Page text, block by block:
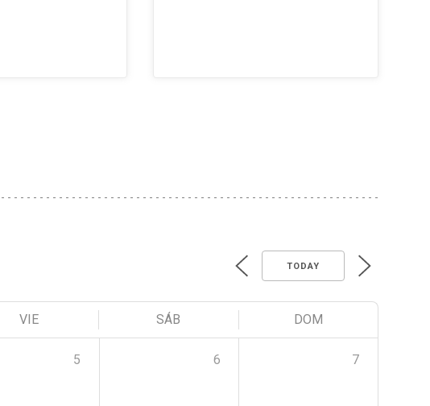
TODAY
VIE SÁB DOM
5 6 7